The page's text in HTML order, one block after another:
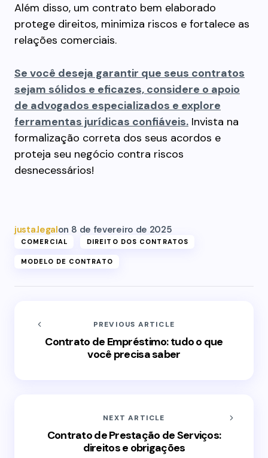
Além disso, um contrato bem elaborado
protege direitos, minimiza riscos e fortalece as
relações comerciais.
Se você deseja garantir que seus contratos
sejam sólidos e eficazes, considere o apoio
de advogados especializados e explore
ferramentas jurídicas confiáveis. Invista na
formalização correta dos seus acordos e
proteja seu negócio contra riscos
desnecessários!
justa.legalon 8 de fevereiro de 2025
COMERCIAL DIREITO DOS CONTRATOS
MODELO DE CONTRATO
PREVIOUS ARTICLE
Contrato de Empréstimo: tudo o que
você precisa saber
NEXT ARTICLE
Contrato de Prestação de Serviços:
direitos e obrigações